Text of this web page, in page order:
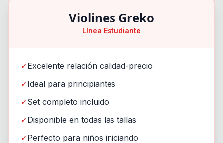
Violines Greko
Línea Estudiante
✓Excelente relación calidad-precio
✓Ideal para principiantes
✓Set completo incluido
✓Disponible en todas las tallas
✓Perfecto para niños iniciando